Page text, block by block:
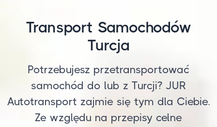
Transport Samochodów
Turcja
Potrzebujesz przetransportować
samochód do lub z Turcji? JUR
Autotransport zajmie się tym dla Ciebie.
Ze względu na przepisy celne